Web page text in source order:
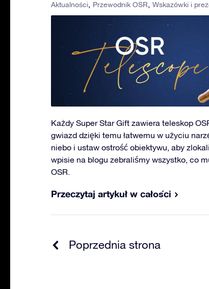
Aktualności Przewodnik OSR Wskazówki i
Każdy Super Star Gift zawiera teleskop
gwiazd dzięki temu łatwemu w użyciu
niebo i ustaw ostrość obiektywu, aby
wpisie na blogu zebraliśmy wszystko, co
OSR.
Przeczytaj artykuł w całości
Poprzednia strona